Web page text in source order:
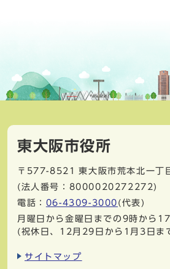
東大阪市役所
〒577-8521
東大阪市荒本北一丁
(法人番号：8000020272272)
電話： 06-4309-3000 (代表)
月曜日から金曜日までの9時から
(祝休日、12月29日から1月3日ま
サイトマップ